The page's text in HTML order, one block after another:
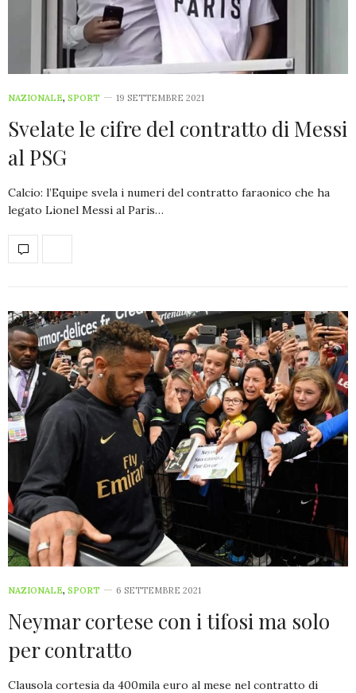
NAZIONALE, SPORT 19 SETTEMBRE 2021
Svelate le cifre del contratto di Messi
al PSG
Calcio: l’Equipe svela i numeri del contratto faraonico che ha
legato Lionel Messi al Paris…
NAZIONALE, SPORT 6 SETTEMBRE 2021
Neymar cortese con i tifosi ma solo
per contratto
Clausola cortesia da 400mila euro al mese nel contratto di